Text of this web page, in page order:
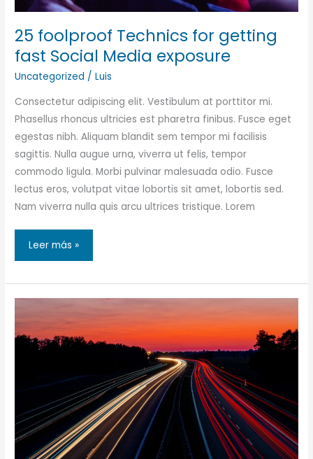
25 foolproof Technics for getting
fast Social Media exposure
Uncategorized /Luis
Consectetur adipiscing elit. Vestibulum at porttitor mi.
Phasellus rhoncus ultricies est pharetra finibus. Fusce eget
egestas nibh. Aliquam blandit sem tempor mi facilisis
sagittis. Nulla augue urna, viverra ut felis, tempor
commodo ligula. Morbi pulvinar malesuada odio. Fusce
lectus eros, volutpat vitae lobortis sit amet, lobortis sed.
Nam viverra nulla quis arcu ultrices tristique. Lorem
25
foolproof
for
fast
Social
exposure
Leer más »